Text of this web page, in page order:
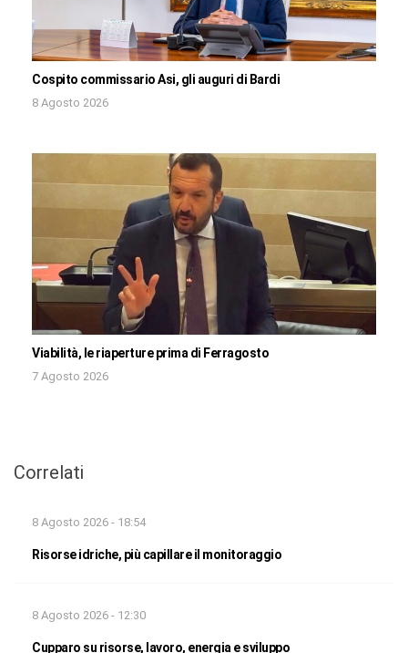
Cospito commissario Asi, gli auguri di Bardi
8 Agosto 2026
Viabilità, le riaperture prima di Ferragosto
7 Agosto 2026
Correlati
8 Agosto 2026 - 18:54
Risorse idriche, più capillare il monitoraggio
8 Agosto 2026 - 12:30
Cupparo su risorse, lavoro, energia e sviluppo